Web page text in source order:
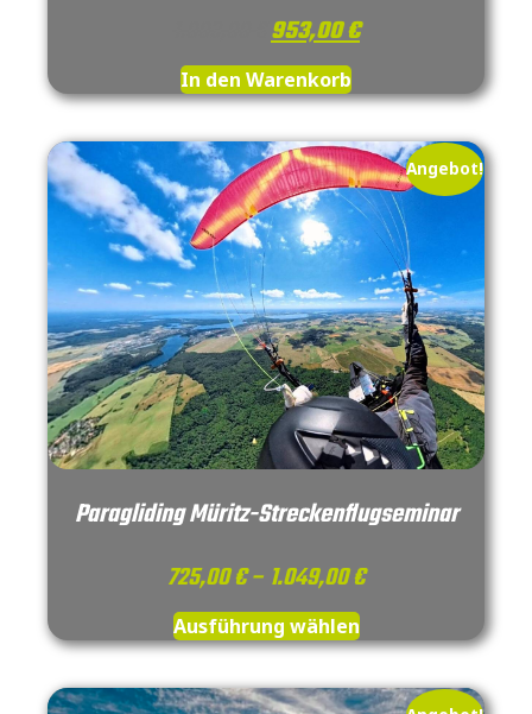
953,00€
In den Warenkorb
Angebot!
Paragliding Müritz-Streckenflugseminar
725,00€– 1.049,00€
Ausführung wählen